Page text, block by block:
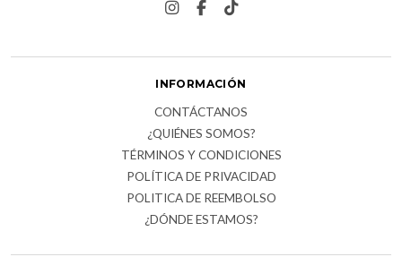
INFORMACIÓN
CONTÁCTANOS
¿QUIÉNES SOMOS?
TÉRMINOS Y CONDICIONES
POLÍTICA DE PRIVACIDAD
POLITICA DE REEMBOLSO
¿DÓNDE ESTAMOS?